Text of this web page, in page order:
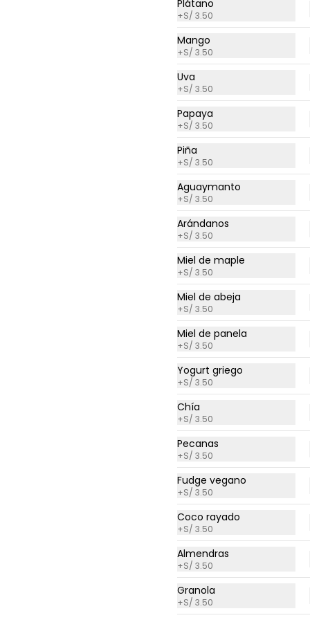
cashews y cebolla china.
S/ 25.00
Crema de Zapallo con
Poro de 12 oz.
Crema de Zapallo con poro,
una pisca de aceite de oliva,
cebolla, ajo y finas hierbas,
acompañada de crutones de
pan de masa madre. No
contiene papa ni
lácteos.*Queso parmesano
opcional.
S/ 21.00
Ensalada Cobb
Cama de lechuga orgánica
con huevo duro, tomate, palta,
pollo en cubos y tocino,
acompañada con aliño garlic
S/ 33.00
Arma tu POKE Bowl
mediano
Poke Bowl mediano armado a
tu medida y con salsas hechas
Plátano
+S/ 3.50
Mango
+S/ 3.50
Uva
+S/ 3.50
Papaya
+S/ 3.50
Piña
+S/ 3.50
Aguaymanto
+S/ 3.50
Arándanos
+S/ 3.50
Miel de maple
+S/ 3.50
Miel de abeja
+S/ 3.50
Miel de panela
+S/ 3.50
Yogurt griego
+S/ 3.50
Chía
+S/ 3.50
Pecanas
+S/ 3.50
Fudge vegano
+S/ 3.50
Coco rayado
+S/ 3.50
Almendras
+S/ 3.50
Granola
+S/ 3.50